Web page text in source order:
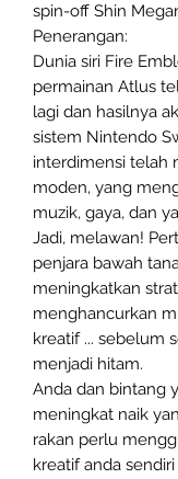
spin-off Shin
Penerangan:
Dunia siri Fire
permainan Atlus
lagi dan hasilnya
sistem Nintendo
interdimensi telah
moden, yang
muzik, gaya, dan
Jadi, melawan!
penjara bawah
meningkatkan
menghancurkan
kreatif ... sebelum
menjadi hitam.
Anda dan bintang
meningkat naik
rakan perlu
kreatif anda